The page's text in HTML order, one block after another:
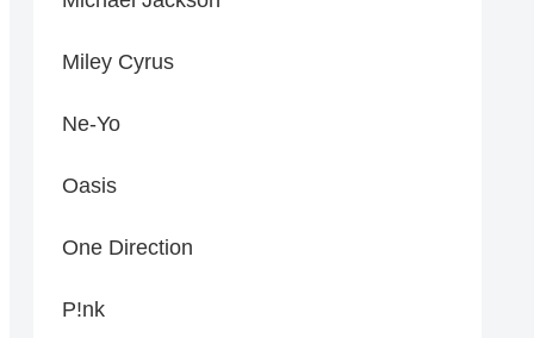
Miley Cyrus
Ne-Yo
Oasis
One Direction
P!nk